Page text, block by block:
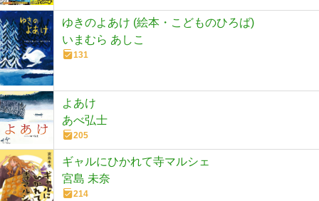
ゆきのよあけ (絵本・こどものひろば)
いまむら あしこ
131
よあけ
あべ弘士
205
ギャルにひかれて寺マルシェ
宮島 未奈
214